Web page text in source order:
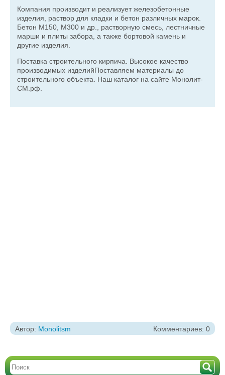
Компания производит и реализует железобетонные
изделия, раствор для кладки и бетон различных марок.
Бетон М150, М300 и др., растворную смесь, лестничные
марши и плиты забора, а также бортовой камень и
другие изделия.
Поставка строительного кирпича. Высокое качество
производимых изделийПоставляем материалы до
строительного объекта. Наш каталог на сайте Монолит-
СМ.рф.
Автор: Monolitsm Комментариев: 0